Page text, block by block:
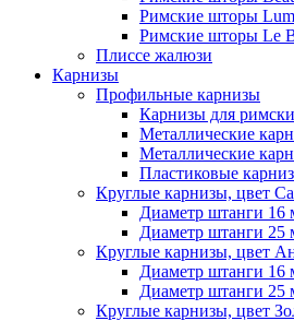
Римские шторы
Римские шторы Le
Плиссе жалюзи
Карнизы
Профильные карнизы
Карнизы для
Металлические
Металлические
Пластиковые
Круглые карнизы, цвет
Диаметр штанги 16
Диаметр штанги 25
Круглые карнизы, цвет
Диаметр штанги
Диаметр штанги
Круглые карнизы, цвет